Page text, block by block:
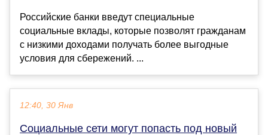
Российские банки введут специальные
социальные вклады, которые позволят гражданам
с низкими доходами получать более выгодные
условия для сбережений. ...
12:40, 30 Янв
Социальные сети могут попасть под новый